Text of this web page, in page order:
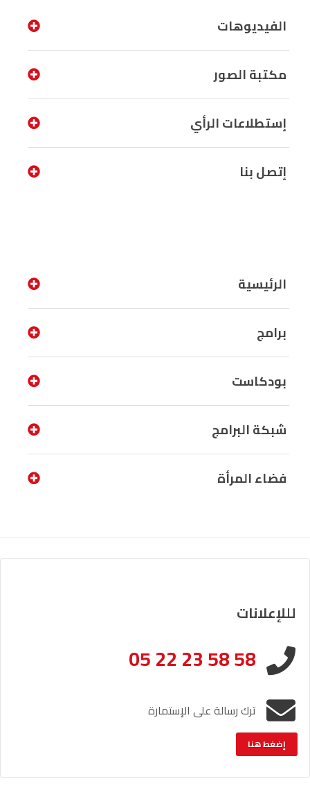
الفيديوهات
مكتبة الصور
إستطلاعات الرأي
إتصل بنا
الرئيسية
برامج
بودكاست
شبكة البرامج
فضاء المرأة
لللإعلانات
05 22 23 58 58
ترك رسالة على الإستمارة
إضغط هنا